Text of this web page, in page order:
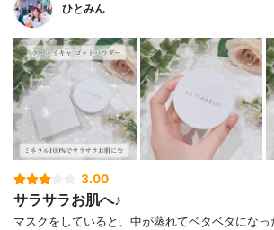
ひとみん
3.00
サラサラお肌へ♪
マスクをしていると、中が蒸れてベタベタにな